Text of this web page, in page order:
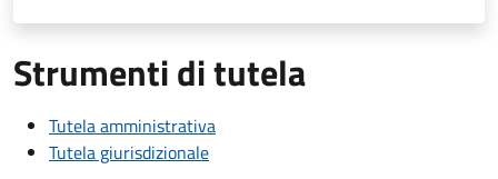
Strumenti di tutela
Tutela amministrativa
Tutela giurisdizionale